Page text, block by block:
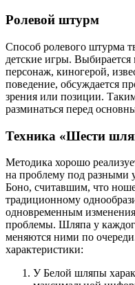
Ролевой штурм
Способ ролевого штурма
детские игры.
персонаж, киногерой,
поведение, обсуждается
зрения или позиции.
разминаться перед
Техника «Шести
Методика хорошо
на проблему под разными
Боно, считавшим, что
традиционному
одновременным
проблемы. Шляпа у
меняются ними по
характеристики:
У Белой шляпы